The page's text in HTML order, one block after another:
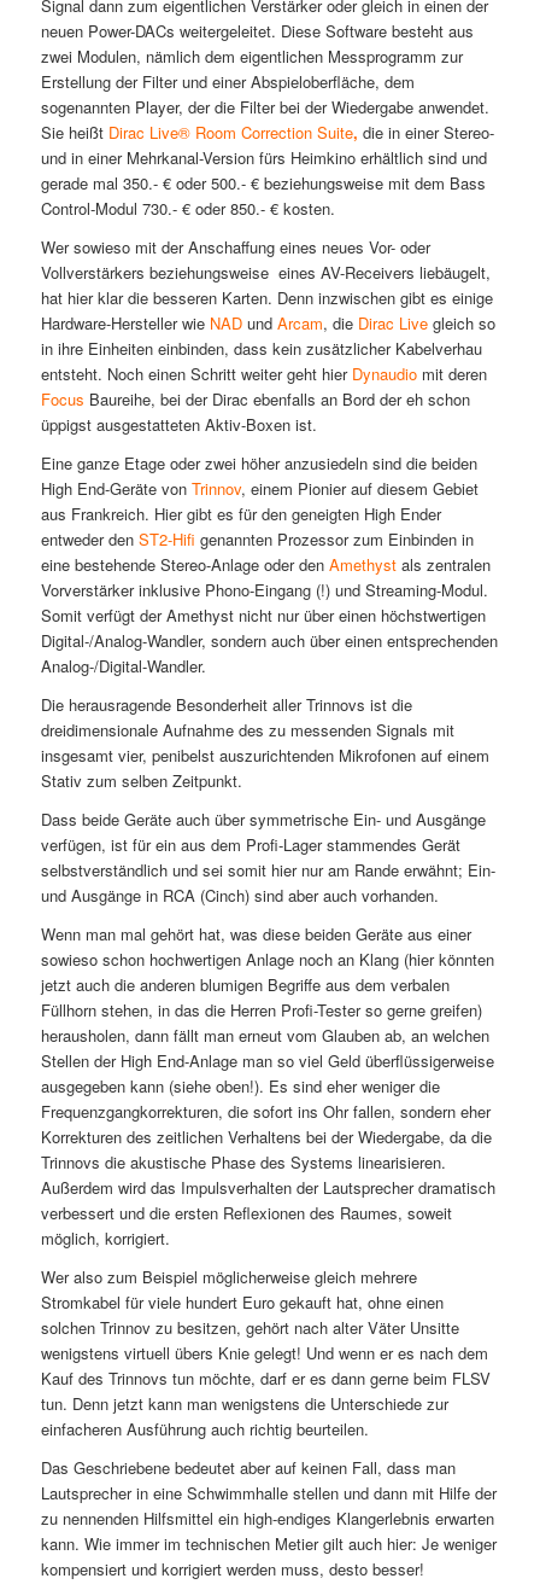
Signal dann zum eigentlichen Verstärker oder gleich in einen der
neuen Power-DACs weitergeleitet. Diese Software besteht aus
zwei Modulen, nämlich dem eigentlichen Messprogramm zur
Erstellung der Filter und einer Abspieloberfläche, dem
sogenannten Player, der die Filter bei der Wiedergabe anwendet.
Sie heißt Dirac Live® Room Correction Suite, die in einer Stereo-
und in einer Mehrkanal-Version fürs Heimkino erhältlich sind und
gerade mal 350.- € oder 500.- € beziehungsweise mit dem Bass
Control-Modul 730.- € oder 850.- € kosten.
Wer sowieso mit der Anschaffung eines neues Vor- oder
Vollverstärkers beziehungsweise eines AV-Receivers liebäugelt,
hat hier klar die besseren Karten. Denn inzwischen gibt es einige
Hardware-Hersteller wie NADund Arcam, die Dirac Livegleich so
in ihre Einheiten einbinden, dass kein zusätzlicher Kabelverhau
entsteht. Noch einen Schritt weiter geht hier Dynaudiomit deren
Focus Baureihe, bei der Dirac ebenfalls an Bord der eh schon
üppigst ausgestatteten Aktiv-Boxen ist.
Eine ganze Etage oder zwei höher anzusiedeln sind die beiden
High End-Geräte von Trinnov, einem Pionier auf diesem Gebiet
aus Frankreich. Hier gibt es für den geneigten High Ender
entweder den ST2-Hifi genannten Prozessor zum Einbinden in
eine bestehende Stereo-Anlage oder den Amethystals zentralen
Vorverstärker inklusive Phono-Eingang (!) und Streaming-Modul.
Somit verfügt der Amethyst nicht nur über einen höchstwertigen
Digital-/Analog-Wandler, sondern auch über einen entsprechenden
Analog-/Digital-Wandler.
Die herausragende Besonderheit aller Trinnovs ist die
dreidimensionale Aufnahme des zu messenden Signals mit
insgesamt vier, penibelst auszurichtenden Mikrofonen auf einem
Stativ zum selben Zeitpunkt.
Dass beide Geräte auch über symmetrische Ein- und Ausgänge
verfügen, ist für ein aus dem Profi-Lager stammendes Gerät
selbstverständlich und sei somit hier nur am Rande erwähnt; Ein-
und Ausgänge in RCA (Cinch) sind aber auch vorhanden.
Wenn man mal gehört hat, was diese beiden Geräte aus einer
sowieso schon hochwertigen Anlage noch an Klang (hier könnten
jetzt auch die anderen blumigen Begriffe aus dem verbalen
Füllhorn stehen, in das die Herren Profi-Tester so gerne greifen)
herausholen, dann fällt man erneut vom Glauben ab, an welchen
Stellen der High End-Anlage man so viel Geld überflüssigerweise
ausgegeben kann (siehe oben!). Es sind eher weniger die
Frequenzgangkorrekturen, die sofort ins Ohr fallen, sondern eher
Korrekturen des zeitlichen Verhaltens bei der Wiedergabe, da die
Trinnovs die akustische Phase des Systems linearisieren.
Außerdem wird das Impulsverhalten der Lautsprecher dramatisch
verbessert und die ersten Reflexionen des Raumes, soweit
möglich, korrigiert.
Wer also zum Beispiel möglicherweise gleich mehrere
Stromkabel für viele hundert Euro gekauft hat, ohne einen
solchen Trinnov zu besitzen, gehört nach alter Väter Unsitte
wenigstens virtuell übers Knie gelegt! Und wenn er es nach dem
Kauf des Trinnovs tun möchte, darf er es dann gerne beim FLSV
tun. Denn jetzt kann man wenigstens die Unterschiede zur
einfacheren Ausführung auch richtig beurteilen.
Das Geschriebene bedeutet aber auf keinen Fall, dass man
Lautsprecher in eine Schwimmhalle stellen und dann mit Hilfe der
zu nennenden Hilfsmittel ein high-endiges Klangerlebnis erwarten
kann. Wie immer im technischen Metier gilt auch hier: Je weniger
kompensiert und korrigiert werden muss, desto besser!